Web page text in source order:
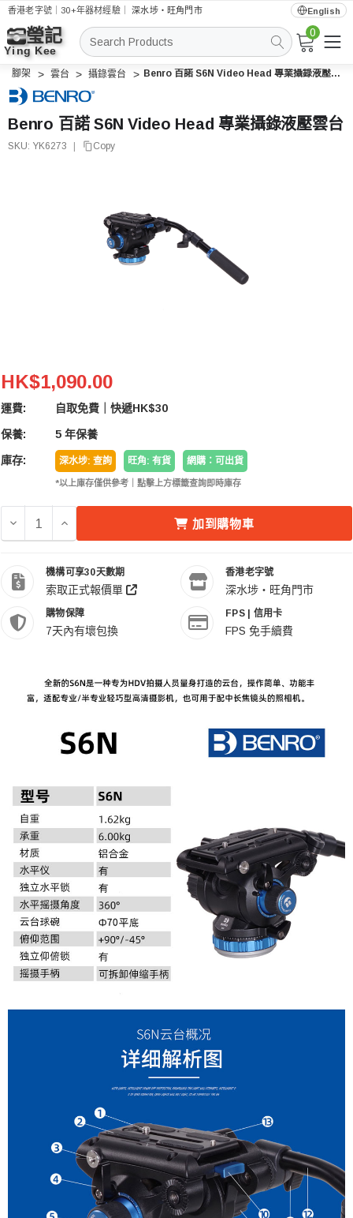
香港老字號｜30+年器材經驗｜深水埗・旺角門市 English
搜
索
0
腳架 雲台 攝錄雲台 Benro 百諾 S6N Video Head 專業攝錄液壓雲台
Benro 百諾 S6N Video Head 專業攝錄液壓雲台
SKU: YK6273 Copy
Benro 百諾 S6N Video Head 專業攝錄液壓雲台
HK$1,090.00
運費: 自取免費｜快遞HK$30
保養: 5 年保養
庫存: 深水埗: 查詢 旺角: 有貨 網購：可出貨
*以上庫存僅供參考｜點擊上方標籤查詢即時庫存
減少 BENRO 百諾 S6N VIDEO HEAD 專業攝錄液壓雲台 的
增加 BENRO 百諾 S6N VIDEO HEAD 專業攝錄液
加到購物車
機構可享30天數期
索取正式報價單
香港老字號
深水埗・旺角門市
購物保障
7天內有壞包換
FPS | 信用卡
FPS 免手續費